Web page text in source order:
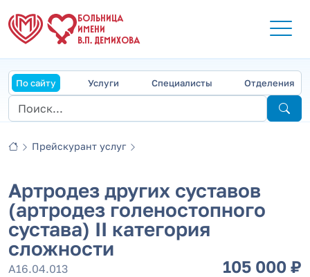
БОЛЬНИЦА
ИМЕНИ
В.П. ДЕМИХОВА
По сайту Услуги Специалисты Отделения
Прейскурант услуг
Артродез других суставов
(артродез голеностопного
сустава) II категория
сложности
А16.04.013 105 000 ₽